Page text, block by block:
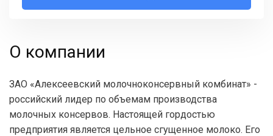
О компании
ЗАО «Алексеевский молочноконсервный комбинат» -
российский лидер по объемам производства
молочных консервов. Настоящей гордостью
предприятия является цельное сгущенное молоко. Его